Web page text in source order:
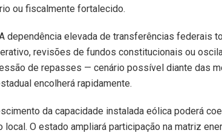
ou fiscalmente fortalecido.
dependência elevada de transferências federais
revisões de fundos constitucionais ou
de repasses — cenário possível diante das
encolherá rapidamente.
da capacidade instalada eólica poderá
O estado ampliará participação na matriz